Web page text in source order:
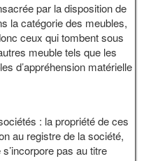
par la disposition de
la catégorie des meubles,
ceux qui tombent sous
meuble tels que les
d’appréhension matérielle
: la propriété de ces
au registre de la société,
pas au titre